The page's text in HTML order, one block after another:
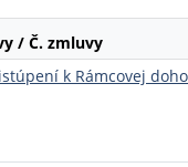
/ Č. zmluvy
k Rámcovej